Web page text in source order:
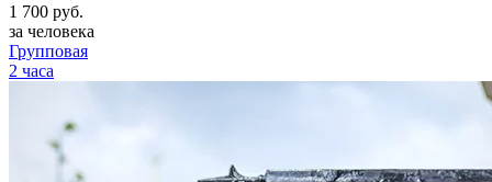
1 700 руб.
за человека
Групповая
2 часа